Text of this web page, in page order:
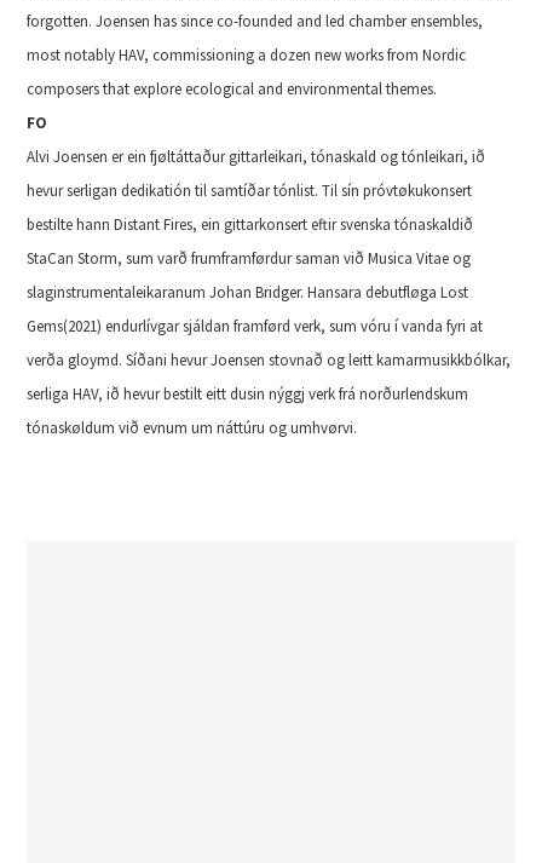
forgotten. Joensen has since co-founded and led chamber ensembles,
most notably HAV, commissioning a dozen new works from Nordic
composers that explore ecological and environmental themes.
FO
Alvi Joensen er ein fjøltáttaður gittarleikari, tónaskald og tónleikari, ið
hevur serligan dedikatión til samtíðar tónlist. Til sín próvtøkukonsert
bestilte hann Distant Fires, ein gittarkonsert eftir svenska tónaskaldið
StaCan Storm, sum varð frumframførdur saman við Musica Vitae og
slaginstrumentaleikaranum Johan Bridger. Hansara debutfløga Lost
Gems(2021) endurlívgar sjáldan framførd verk, sum vóru í vanda fyri at
verða gloymd. Síðani hevur Joensen stovnað og leitt kamarmusikkbólkar,
serliga HAV, ið hevur bestilt eitt dusin nýggj verk frá norðurlendskum
tónaskøldum við evnum um náttúru og umhvørvi.